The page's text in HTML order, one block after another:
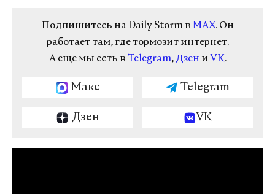
Подпишитесь на Daily Storm в MAX. Он
работает там, где тормозит интернет.
А еще мы есть в Telegram, Дзен и VK.
Макс Telegram
Дзен VK